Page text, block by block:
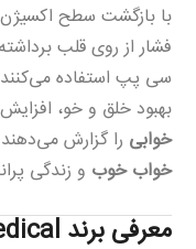
با بازگشت سطح
فشار از روی قلب
سی پپ استفاده
بهبود خلق و خو،
خوابی را گزارش
خواب خوب و زندگی